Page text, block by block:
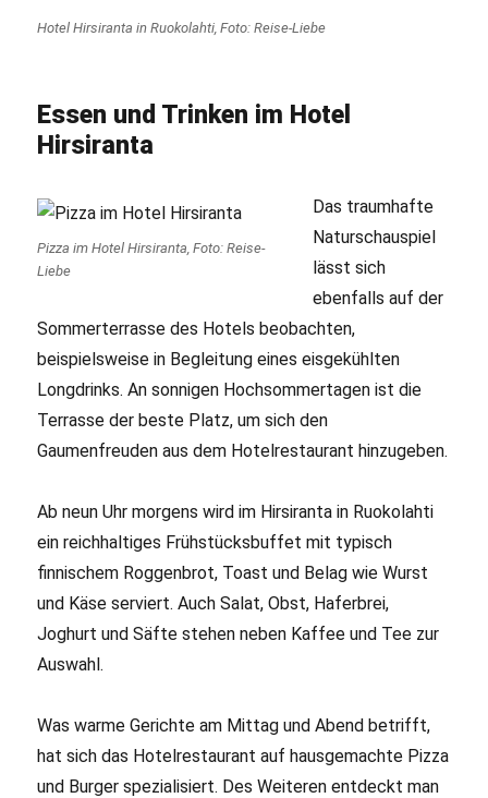
Hotel Hirsiranta in Ruokolahti, Foto: Reise-Liebe
Essen und Trinken im Hotel
Hirsiranta
Pizza im Hotel Hirsiranta, Foto: Reise-
Liebe
Das traumhafte
Naturschauspiel
lässt sich
ebenfalls auf der
Sommerterrasse des Hotels beobachten,
beispielsweise in Begleitung eines eisgekühlten
Longdrinks. An sonnigen Hochsommertagen ist die
Terrasse der beste Platz, um sich den
Gaumenfreuden aus dem Hotelrestaurant hinzugeben.
Ab neun Uhr morgens wird im Hirsiranta in Ruokolahti
ein reichhaltiges Frühstücksbuffet mit typisch
finnischem Roggenbrot, Toast und Belag wie Wurst
und Käse serviert. Auch Salat, Obst, Haferbrei,
Joghurt und Säfte stehen neben Kaffee und Tee zur
Auswahl.
Was warme Gerichte am Mittag und Abend betrifft,
hat sich das Hotelrestaurant auf hausgemachte Pizza
und Burger spezialisiert. Des Weiteren entdeckt man